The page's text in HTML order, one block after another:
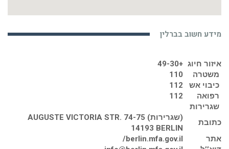
מידע חשוב בברלין
איזור חיוג +49-30
משטרה
110
כיבוי אש
112
רפואה
112
שגרירות
כתובת
(שגרירות) AUGUSTE VICTORIA STR. 74-75
14193 BERLIN
אתר
berlin.mfa.gov.il/